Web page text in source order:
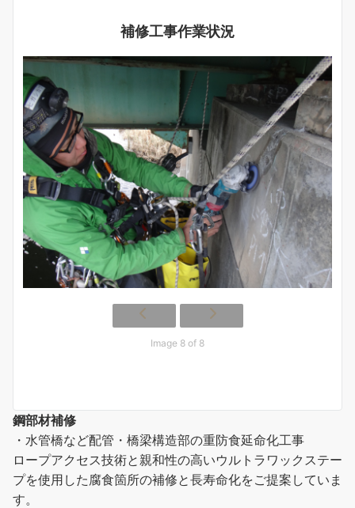
補修工事作業状況
Image 8 of 8
鋼部材補修
・水管橋など配管・橋梁構造部の重防食延命化工事
ロープアクセス技術と親和性の高いウルトラワックステー
プを使用した腐食箇所の補修と長寿命化をご提案していま
す。